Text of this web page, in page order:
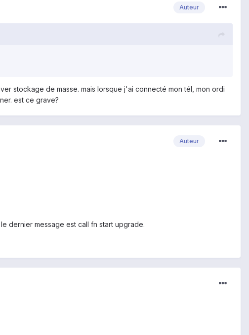
Auteur
stockage de masse. mais lorsque j'ai connecté mon tél, mon ordi
est ce grave?
Auteur
dernier message est call fn start upgrade.